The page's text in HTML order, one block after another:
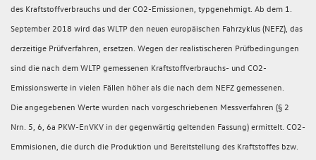
des Kraftstoffverbrauchs und der CO2-Emissionen, typgenehmigt. Ab dem 1.
September 2018 wird das WLTP den neuen europäischen Fahrzyklus (NEFZ), das
derzeitige Prüfverfahren, ersetzen. Wegen der realistischeren Prüfbedingungen
sind die nach dem WLTP gemessenen Kraftstoffverbrauchs- und CO2-
Emissionswerte in vielen Fällen höher als die nach dem NEFZ gemessenen.
Die angegebenen Werte wurden nach vorgeschriebenen Messverfahren (§ 2
Nrn. 5, 6, 6a PKW-EnVKV in der gegenwärtig geltenden Fassung) ermittelt. CO2-
Emmisionen, die durch die Produktion und Bereitstellung des Kraftstoffes bzw.